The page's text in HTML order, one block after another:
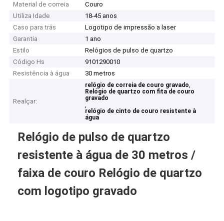
Material de correia
Couro
Utiliza Idade
18-45 anos
Caso para trás
Logotipo de impressão a laser
Garantia
1 ano
Estilo
Relógios de pulso de quartzo
Código Hs
9101290010
Resistência à água
30 metros
Realçar:
relógio de correia de couro gravado,
Relógio de quartzo com fita de couro
gravado
,
relógio de cinto de couro resistente à
água
Relógio de pulso de quartzo
resistente à água de 30 metros /
faixa de couro Relógio de quartzo
com logotipo gravado